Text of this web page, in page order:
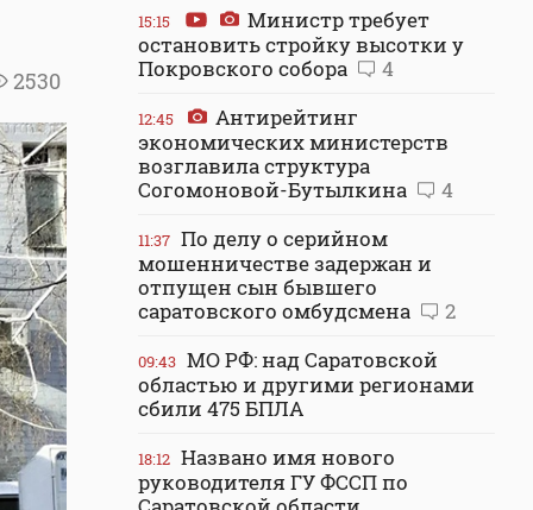
2530
15:15
Министр требует
остановить стройку высотки у
Покровского собора
4
12:45
Антирейтинг
экономических министерств
возглавила структура
Согомоновой-Бутылкина
4
11:37 По делу о серийном
мошенничестве задержан и
отпущен сын бывшего
саратовского омбудсмена
2
09:43 МО РФ: над Саратовской
областью и другими регионами
сбили 475 БПЛА
18:12 Названо имя нового
руководителя ГУ ФССП по